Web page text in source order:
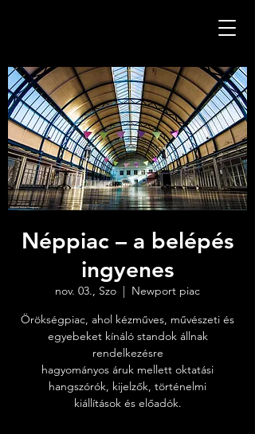
Néppiac – a belépés
ingyenes
nov. 03., Szo
  |
Newport piac
Örökségpiac, ahol kézműves, művészeti és
egyebeket kínáló standok állnak
rendelkezésre
hagyományos áruk mellett oktatási
hangszórók, kijelzők, történelmi
kiállítások és előadók.